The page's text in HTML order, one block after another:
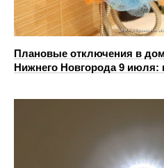
Плановые отключения в
Нижнего Новгорода 9 июля: